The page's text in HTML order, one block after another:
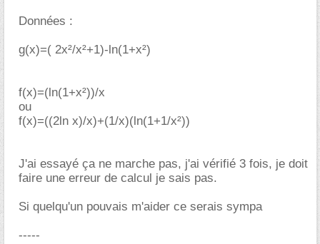
Données :
g(x)=( 2x²/x²+1)-ln(1+x²)
f(x)=(ln(1+x²))/x
ou
f(x)=((2ln x)/x)+(1/x)(ln(1+1/x²))
J'ai essayé ça ne marche pas, j'ai vérifié 3 fois, je doit
faire une erreur de calcul je sais pas.
Si quelqu'un pouvais m'aider ce serais sympa
-----